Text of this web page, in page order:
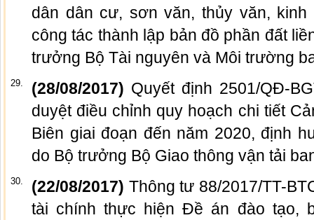
dân dân cư, sơn văn, thủy văn,
công tác thành lập bản đồ phần đất
trưởng Bộ Tài nguyên và Môi trường
29. (28/08/2017) Quyết định 2501/QĐ-
duyệt điều chỉnh quy hoạch chi tiết
Biên giai đoạn đến năm 2020, định
do Bộ trưởng Bộ Giao thông vận tải
30. (22/08/2017) Thông tư 88/2017/TT-
tài chính thực hiện Đề án đào tạo,